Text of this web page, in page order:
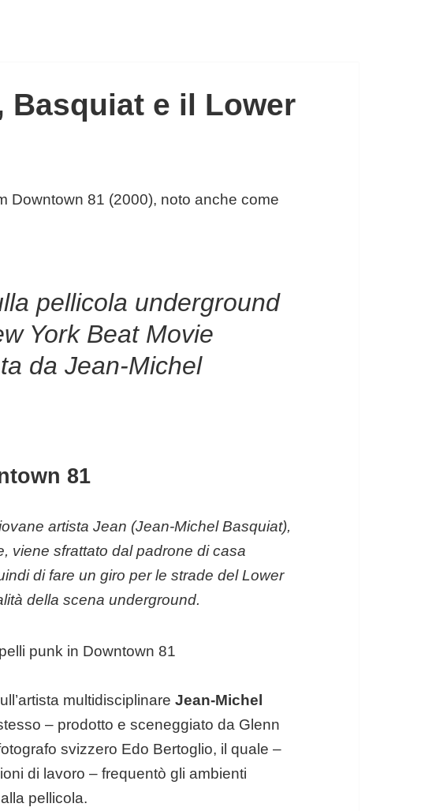
Basquiat e il Lower
pellicola underground
York Beat Movie
da Jean-Michel
81
artista Jean (Jean-Michel Basquiat),
viene sfrattato dal padrone di casa
di fare un giro per le strade del Lower
della scena underground.
multidisciplinareJean-Michel
– prodotto e sceneggiato da Glenn
svizzero Edo Bertoglio, il quale –
di lavoro – frequentò gli ambienti
pellicola.